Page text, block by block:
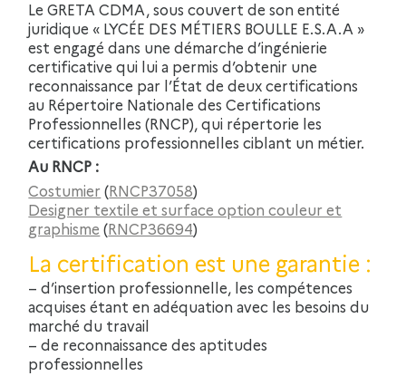
Le GRETA CDMA, sous couvert de son entité
juridique « LYCÉE DES MÉTIERS BOULLE E.S.A.A »
est engagé dans une démarche d’ingénierie
certificative qui lui a permis d’obtenir une
reconnaissance par l’État de deux certifications
au Répertoire Nationale des Certifications
Professionnelles (RNCP), qui répertorie les
certifications professionnelles ciblant un métier.
Au RNCP :
Costumier (RNCP37058)
Designer textile et surface option couleur et
graphisme (RNCP36694)
La certification est une garantie :
– d’insertion professionnelle, les compétences
acquises étant en adéquation avec les besoins du
marché du travail
– de reconnaissance des aptitudes
professionnelles